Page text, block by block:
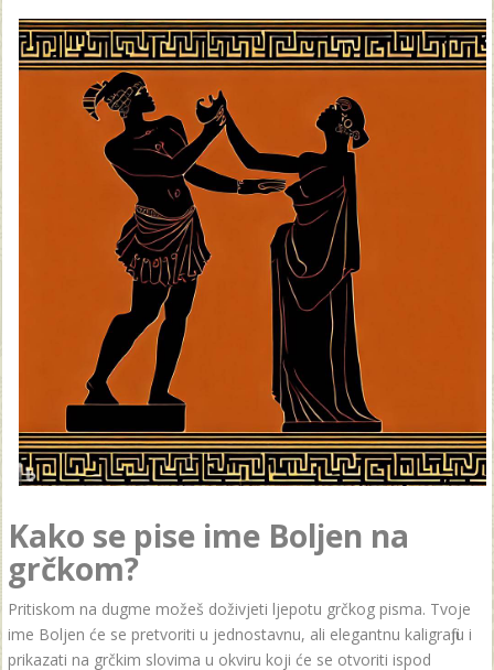
Kako se pise ime Boljen na
grčkom?
Pritiskom na dugme možeš doživjeti ljepotu grčkog pisma. Tvoje
ime Boljen će se pretvoriti u jednostavnu, ali elegantnu kaligrafiju i
prikazati na grčkim slovima u okviru koji će se otvoriti ispod